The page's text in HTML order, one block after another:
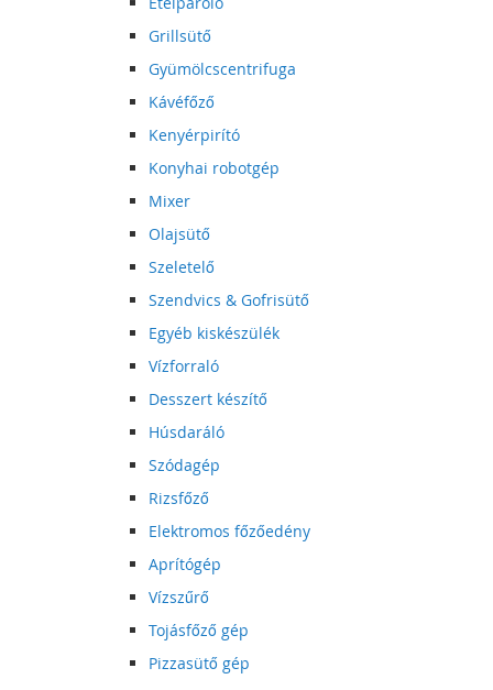
Grillsütő
Gyümölcscentrifuga
Kávéfőző
Kenyérpirító
Konyhai robotgép
Mixer
Olajsütő
Szeletelő
Szendvics & Gofrisütő
Egyéb kiskészülék
Vízforraló
Desszert készítő
Húsdaráló
Szódagép
Rizsfőző
Elektromos főzőedény
Aprítógép
Vízszűrő
Tojásfőző gép
Pizzasütő gép